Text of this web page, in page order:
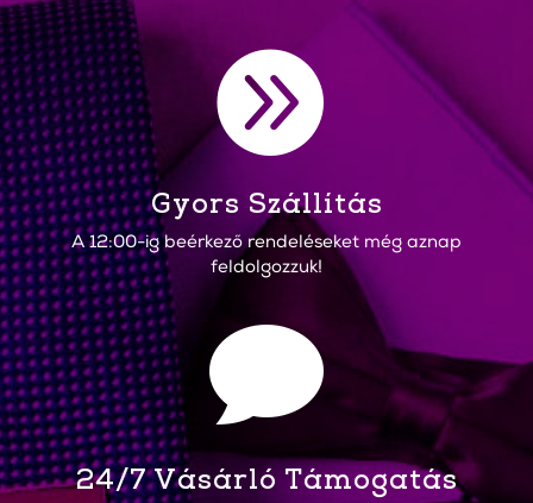

Gyors Szállítás
A 12:00-ig beérkező rendeléseket még aznap
feldolgozzuk!

24/7 Vásárló Támogatás